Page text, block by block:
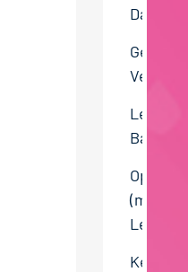
Dairy -
Vertrieb
(m/w/d) –
Key